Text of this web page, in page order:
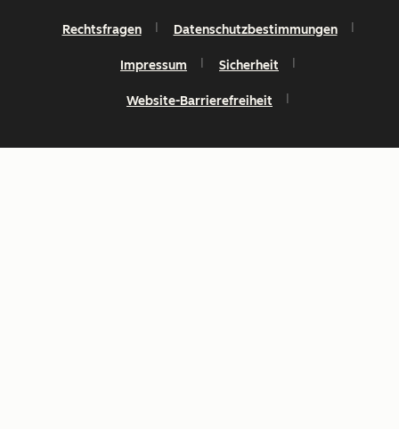
Rechtsfragen Datenschutzbestimmungen
Impressum Sicherheit
Website-Barrierefreiheit